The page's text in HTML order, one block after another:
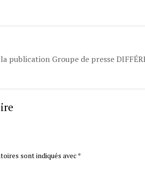
publication Groupe de presse
sont indiqués avec *